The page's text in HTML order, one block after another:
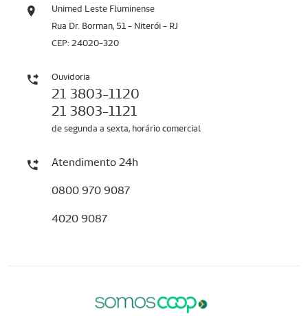
Unimed Leste Fluminense
Rua Dr. Borman, 51 - Niterói - RJ
CEP: 24020-320
Ouvidoria
21 3803-1120
21 3803-1121
de segunda a sexta, horário comercial
Atendimento 24h
0800 970 9087
4020 9087